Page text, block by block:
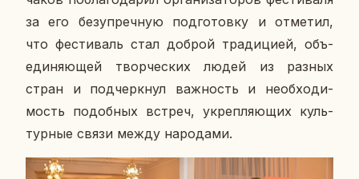
за его без­упреч­ную под­го­тов­ку и от­ме­тил,
что фе­сти­валь стал доброй тра­ди­ци­ей, объ­
еди­ня­ю­щей твор­че­ских людей из разных
стран и под­черк­нул важ­ность и необ­хо­ди­
мость по­доб­ных встреч, укреп­ля­ю­щих куль­
тур­ные связи между на­ро­да­ми.